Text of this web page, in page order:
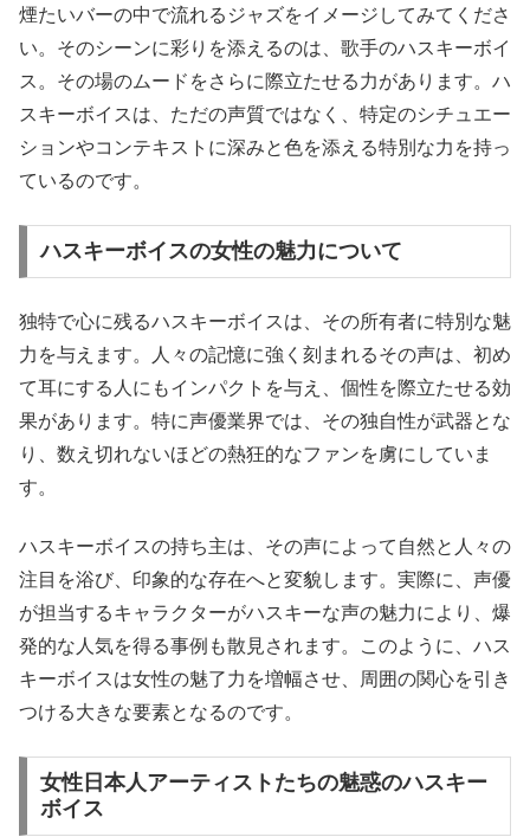
煙たいバーの中で流れるジャズをイメージしてみてくださ
い。そのシーンに彩りを添えるのは、歌手のハスキーボイ
ス。その場のムードをさらに際立たせる力があります。ハ
スキーボイスは、ただの声質ではなく、特定のシチュエー
ションやコンテキストに深みと色を添える特別な力を持っ
ているのです。
ハスキーボイスの女性の魅力について
独特で心に残るハスキーボイスは、その所有者に特別な魅
力を与えます。人々の記憶に強く刻まれるその声は、初め
て耳にする人にもインパクトを与え、個性を際立たせる効
果があります。特に声優業界では、その独自性が武器とな
り、数え切れないほどの熱狂的なファンを虜にしていま
す。
ハスキーボイスの持ち主は、その声によって自然と人々の
注目を浴び、印象的な存在へと変貌します。実際に、声優
が担当するキャラクターがハスキーな声の魅力により、爆
発的な人気を得る事例も散見されます。このように、ハス
キーボイスは女性の魅了力を増幅させ、周囲の関心を引き
つける大きな要素となるのです。
女性日本人アーティストたちの魅惑のハスキー
ボイス